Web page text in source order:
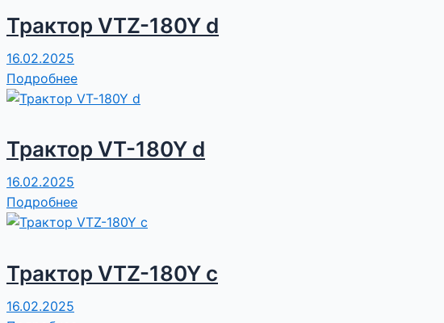
Трактор VTZ-180Y d
16.02.2025
Подробнее
Трактор VT-180Y d
16.02.2025
Подробнее
Трактор VTZ-180Y c
16.02.2025